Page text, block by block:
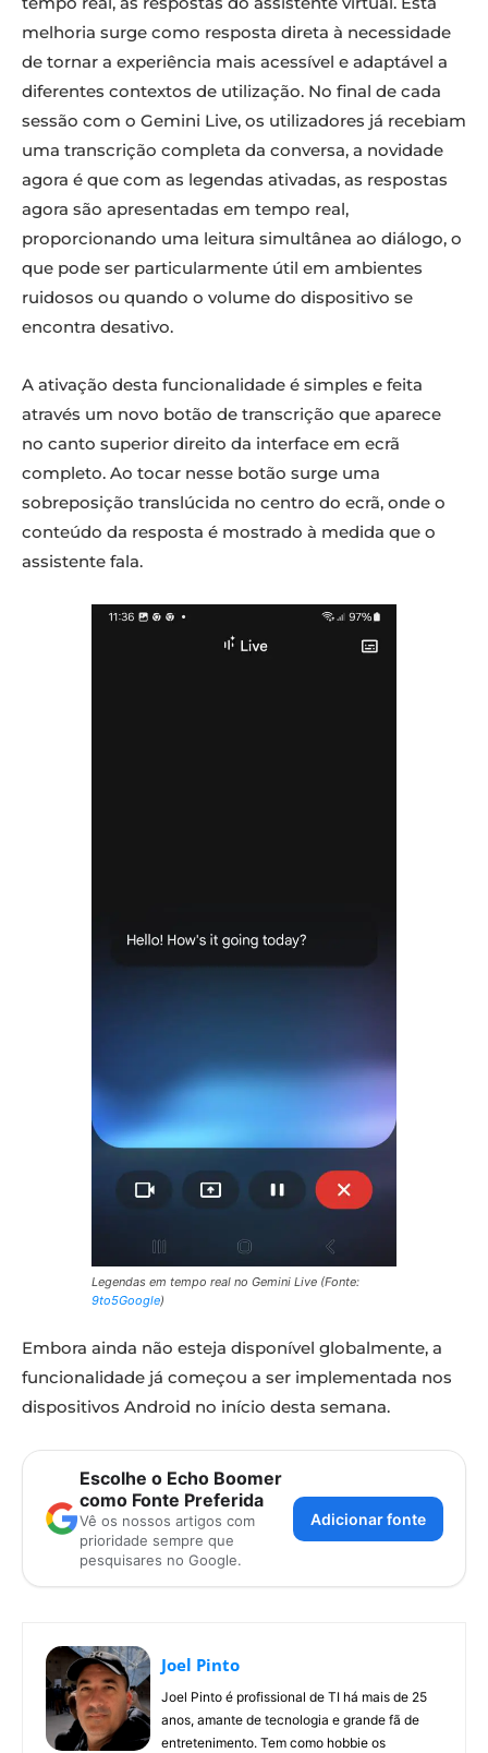
melhoria surge como resposta direta à necessidade
de tornar a experiência mais acessível e adaptável a
diferentes contextos de utilização. No final de cada
sessão com o Gemini Live, os utilizadores já recebiam
uma transcrição completa da conversa, a novidade
agora é que com as legendas ativadas, as respostas
agora são apresentadas em tempo real,
proporcionando uma leitura simultânea ao diálogo, o
que pode ser particularmente útil em ambientes
ruidosos ou quando o volume do dispositivo se
encontra desativo.
A ativação desta funcionalidade é simples e feita
através um novo botão de transcrição que aparece
no canto superior direito da interface em ecrã
completo. Ao tocar nesse botão surge uma
sobreposição translúcida no centro do ecrã, onde o
conteúdo da resposta é mostrado à medida que o
assistente fala.
Legendas em tempo real no Gemini Live (Fonte:
9to5Google)
Embora ainda não esteja disponível globalmente, a
funcionalidade já começou a ser implementada nos
dispositivos Android no início desta semana.
Escolhe o Echo Boomer
como Fonte Preferida
Vê os nossos artigos com
prioridade sempre que
pesquisares no Google.
Adicionar fonte
Joel Pinto
Joel Pinto é profissional de TI há mais de 25
anos, amante de tecnologia e grande fã de
entretenimento. Tem como hobbie os